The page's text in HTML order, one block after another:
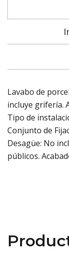
Lavabo de
incluye grifería.
Tipo de
Conjunto de
Desagüe: No
públicos.